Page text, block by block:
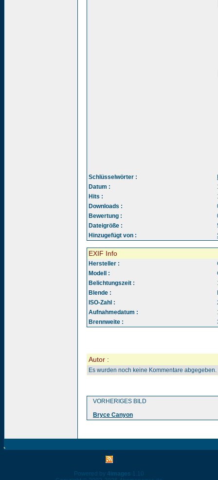
Schlüsselwörter :
Datum :
Hits :
Downloads :
Bewertung :
Dateigröße :
Hinzugefügt von :
EXIF Info
Hersteller :
Modell :
Belichtungszeit :
Blende :
ISO-Zahl :
Aufnahmedatum :
Brennweite :
Autor :
Es wurden noch keine Kommentare abgegeben.
VORHERIGES BILD
Bryce Canyon
Powered by 4images 1.10